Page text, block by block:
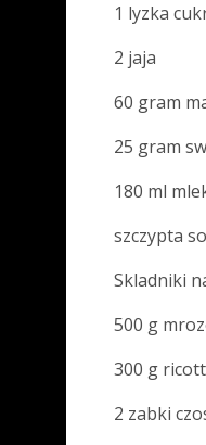
1 lyzka
2 jaja
60 gram
25 gram
180 ml
szczypta
Skladniki
500 g
300 g
2 zabki